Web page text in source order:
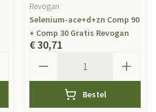
Revogan
Selenium-ace+d+zn Comp 90
+ Comp 30 Gratis Revogan
€ 30,71
Bestel